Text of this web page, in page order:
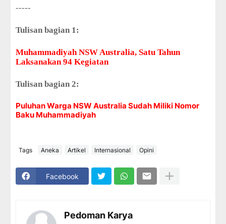
-----
Tulisan bagian 1:
Muhammadiyah NSW Australia, Satu Tahun
Laksanakan 94 Kegiatan
Tulisan bagian 2:
Puluhan Warga NSW Australia Sudah Miliki Nomor
Baku Muhammadiyah
Tags Aneka Artikel Internasional Opini
Facebook
Pedoman Karya